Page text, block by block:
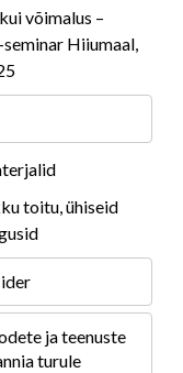
võimalus –
Hiiumaal,
toitu, ühiseid
ja teenuste
turule